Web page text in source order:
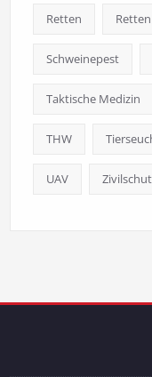
Retten
Schweinepest
Taktische Medizin
THW
UAV